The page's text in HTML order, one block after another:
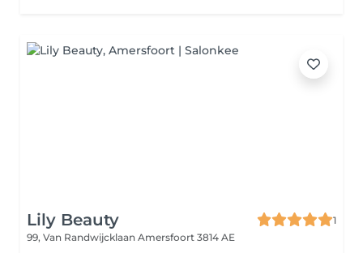
Lily Beauty
1
99, Van Randwijcklaan Amersfoort 3814 AE